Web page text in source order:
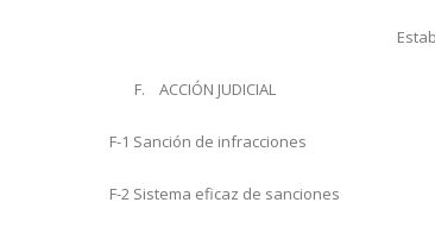
F. ACCIÓN JUDICIAL
F-1 Sanción de infracciones
F-2 Sistema eficaz de sanciones